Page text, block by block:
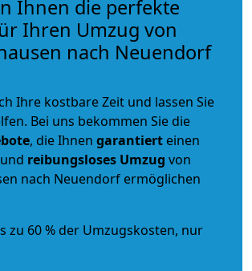
Ihnen die perfekte
Ihren Umzug von
nach Neuendorf
Ihre kostbare Zeit und lassen Sie
Bei uns bekommen Sie die
, die Ihnen garantiert einen
und reibungsloses Umzug von
nach Neuendorf ermöglichen
zu 60 % der Umzugskosten, nur